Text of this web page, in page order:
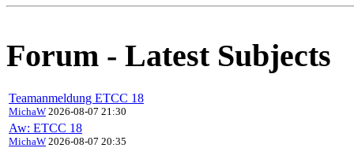
Forum - Latest Subjects
Teamanmeldung ETCC 18
MichaW 2026-08-07 21:30
Aw: ETCC 18
MichaW 2026-08-07 20:35